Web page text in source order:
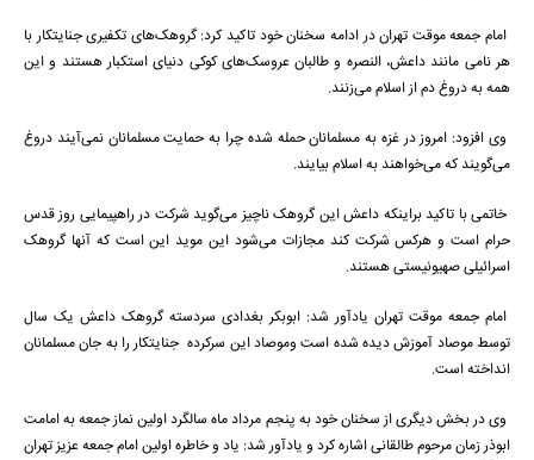
امام جمعه موقت تهران در ادامه سخنان خود تاکید کرد: گروهک‌‌های تکفیری جنایتکار با
هر نامی مانند داعش، النصره و طالبان عروسک‌های کوکی دنیای استکبار هستند و این
همه به دروغ دم از اسلام می‌زنند.
وی افزود: امروز در غزه به مسلمانان حمله شده چرا به حمایت مسلمانان نمی‌آیند دروغ
می‌گویند که می‌خواهند به اسلام بیایند.
خاتمی با تاکید براینکه داعش این گروهک ناچیز می‌گوید شرکت در راهپیمایی روز قدس
حرام است و هرکس شرکت کند مجازات می‌شود این موید این است که آنها گروهک
اسرائیلی صهیونیستی هستند.
امام جمعه موقت تهران یادآور شد: ابوبکر بغدادی سردسته گروهک داعش یک سال
توسط موصاد آموزش دیده شده است وموصاد این سرکرده جنایتکار را به جان مسلمانان
انداخته است.
وی در بخش دیگری از سخنان خود به پنجم مرداد ماه سالگرد اولین نماز جمعه به امامت
ابوذر زمان مرحوم طالقانی اشاره کرد و یادآور شد: یاد و خاطره اولین امام جمعه عزیز تهران